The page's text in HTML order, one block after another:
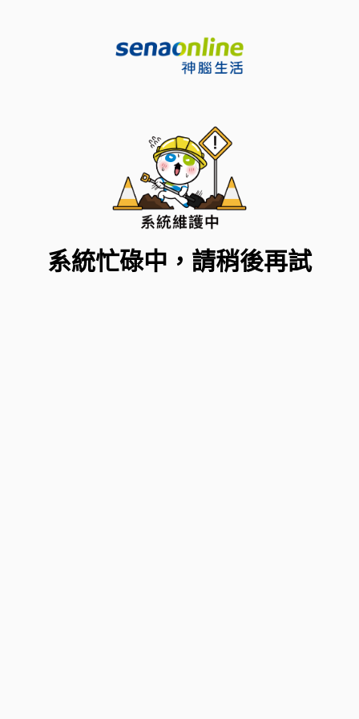
系統忙碌中，請稍後再試